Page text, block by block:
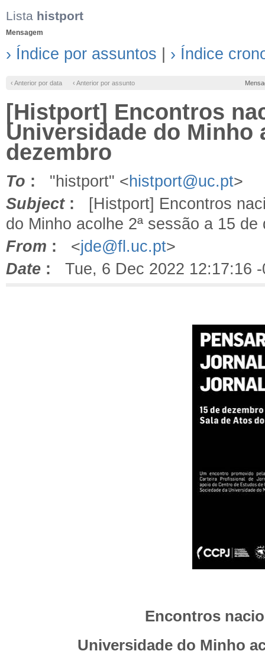
Lista histport
Mensagem
› Índice por assuntos › Índice
‹ Anterior por data ‹ Anterior por assunto
[Histport] Encontros
Universidade do Minho
dezembro
To : "histport" <histport@uc.pt>
Subject: [Histport] Encontros
do Minho acolhe 2ª sessão a 15 de
From : <jde@fl.uc.pt>
Date : Tue, 6 Dec 2022 12:17:16 -
Encontros
Universidade do Minho